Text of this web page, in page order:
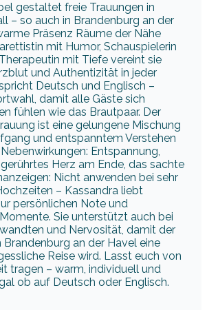
gestaltet freie Trauungen in
– so auch in Brandenburg an der
Präsenz Räume der Nähe
mit Humor, Schauspielerin
mit Tiefe vereint sie
und Authentizität in jeder
Deutsch und Englisch –
damit alle Gäste sich
fühlen wie das Brautpaar. Der
ist eine gelungene Mischung
und entspanntem Verstehen
Entspannung,
Herz am Ende, das sachte
Nicht anwenden bei sehr
– Kassandra liebt
persönlichen Note und
Sie unterstützt auch bei
und Nervosität, damit der
Brandenburg an der Havel eine
Reise wird. Lasst euch von
tragen – warm, individuell und
ob auf Deutsch oder Englisch.